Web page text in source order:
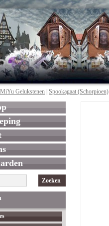
Gelukstenen Spookagaat (Schorpioen)
Zoeken